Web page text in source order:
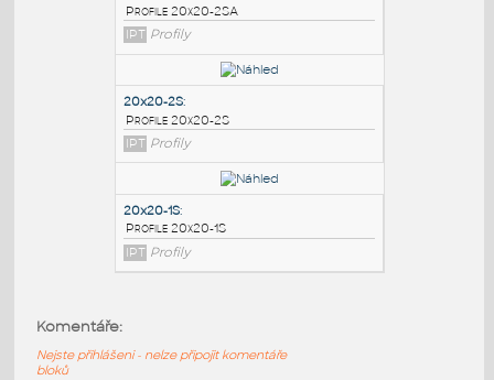
Profile 20x20-3S
IPT Profily
20x20-2SA:
Profile 20x20-2SA
IPT Profily
Profile 20x20-2S
Komentáře:
Nejste přihlášeni - nelze připojit komentáře
bloků